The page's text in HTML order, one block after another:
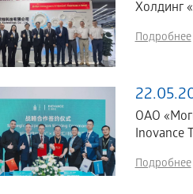
Холдинг
Подробнее
ОАО
Inovance
Подробнее